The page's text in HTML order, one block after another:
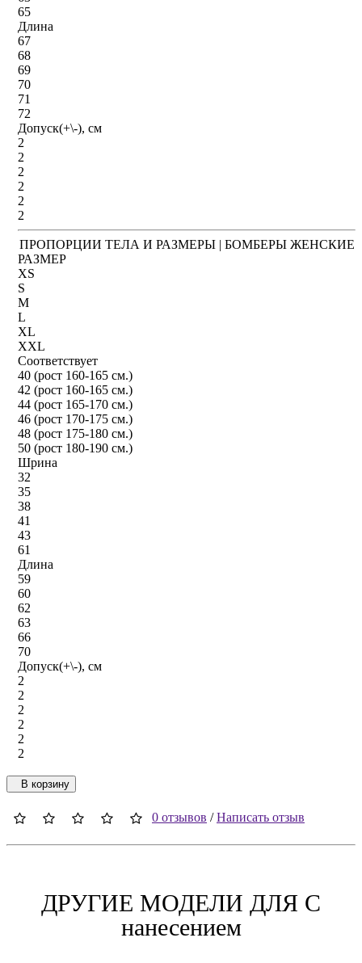
65
Длина
67
68
69
70
71
72
Допуск(+\-), см
2
2
2
2
2
2
ПРОПОРЦИИ ТЕЛА И РАЗМЕРЫ | БОМБЕРЫ ЖЕНСКИЕ
РАЗМЕР
XS
S
M
L
XL
XXL
Соответствует
40 (рост 160-165 см.)
42 (рост 160-165 см.)
44 (рост 165-170 см.)
46 (рост 170-175 см.)
48 (рост 175-180 см.)
50 (рост 180-190 см.)
Шрина
32
35
38
41
43
61
Длина
59
60
62
63
66
70
Допуск(+\-), см
2
2
2
2
2
2
В корзину
0 отзывов /Написать отзыв
ДРУГИЕ МОДЕЛИ ДЛЯ C
нанесением